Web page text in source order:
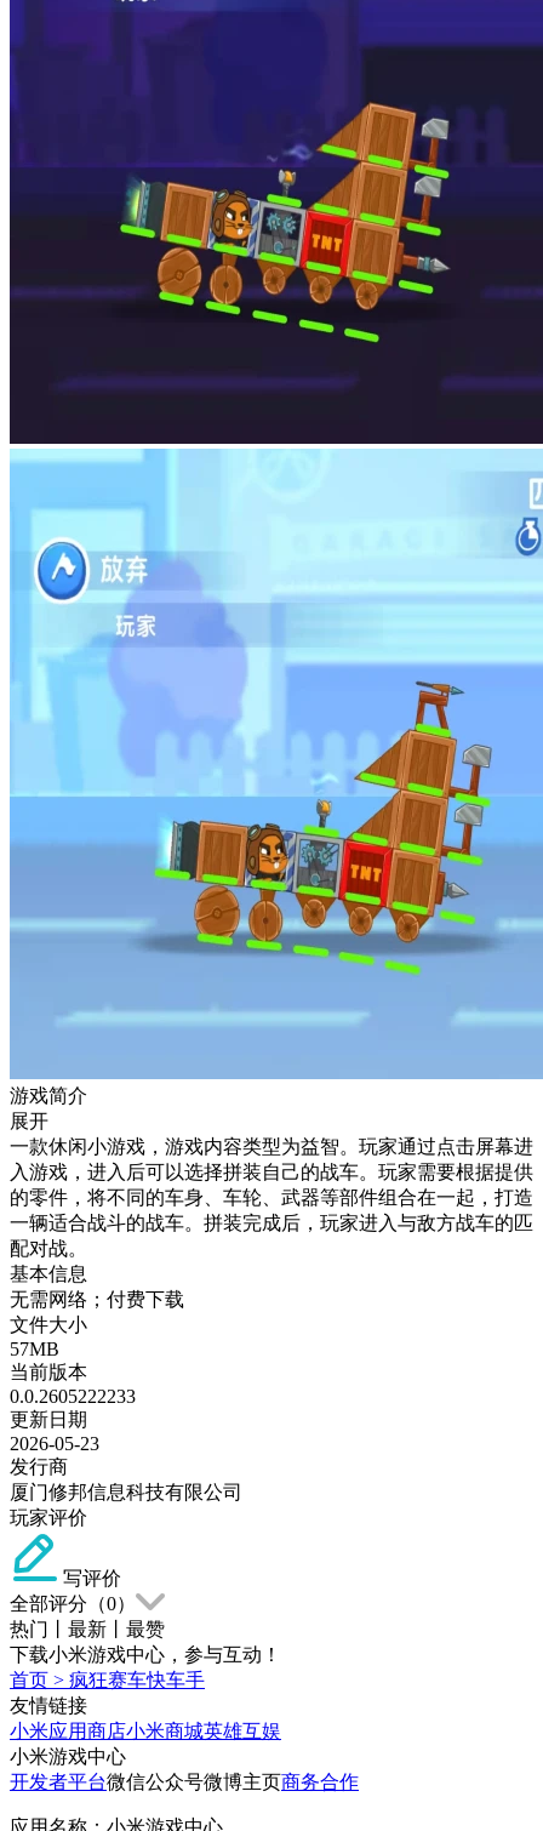
游戏简介
展开
一款休闲小游戏，游戏内容类型为益智。玩家通过点击屏幕进
入游戏，进入后可以选择拼装自己的战车。玩家需要根据提供
的零件，将不同的车身、车轮、武器等部件组合在一起，打造
一辆适合战斗的战车。拼装完成后，玩家进入与敌方战车的匹
配对战。
基本信息
无需网络；付费下载
文件大小
57MB
当前版本
0.0.2605222233
更新日期
2026-05-23
发行商
厦门修邦信息科技有限公司
玩家评价
写评价
全部评分（0）
热门
最新
最赞
下载小米游戏中心，参与互动！
首页 > 疯狂赛车快车手
友情链接
小米应用商店小米商城英雄互娱
小米游戏中心
开发者平台微信公众号微博主页商务合作
应用名称：小米游戏中心